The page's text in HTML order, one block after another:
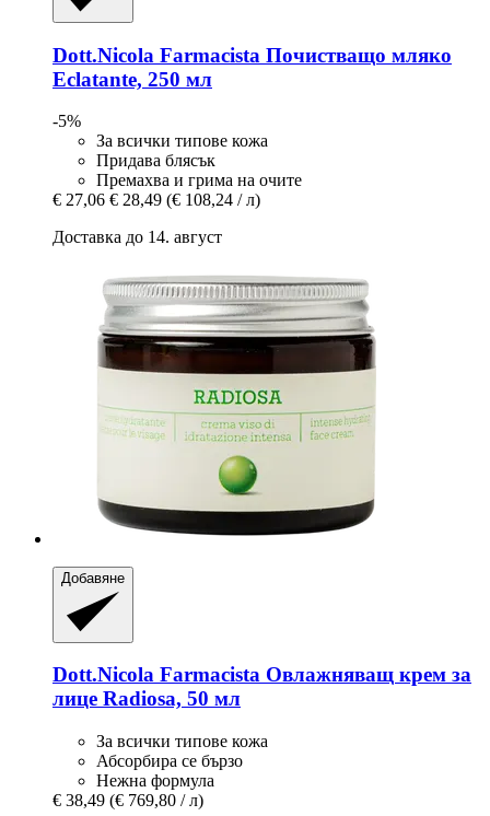
Dott.Nicola Farmacista Почистващо мляко
Eclatante, 250 мл
-5%
За всички типове кожа
Придава блясък
Премахва и грима на очите
€ 27,06 € 28,49 (€ 108,24 / л)
Доставка до 14. август
Добавяне
Dott.Nicola Farmacista Овлажняващ крем за
лице Radiosa, 50 мл
За всички типове кожа
Абсорбира се бързо
Нежна формула
€ 38,49 (€ 769,80 / л)